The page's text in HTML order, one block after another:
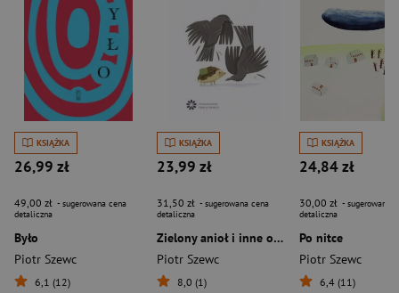
KSIĄŻKA
26,99 zł
49,00 zł - sugerowana cena
detaliczna
Było
Piotr Szewc
6,1 (12)
KSIĄŻKA
23,99 zł
31,50 zł - sugerowana cena
detaliczna
Zielony anioł i inne oktostychy
Piotr Szewc
8,0 (1)
KSIĄŻKA
24,84 zł
30,00 zł - sugerowana
detaliczna
Po nitce
Piotr Szewc
6,4 (11)